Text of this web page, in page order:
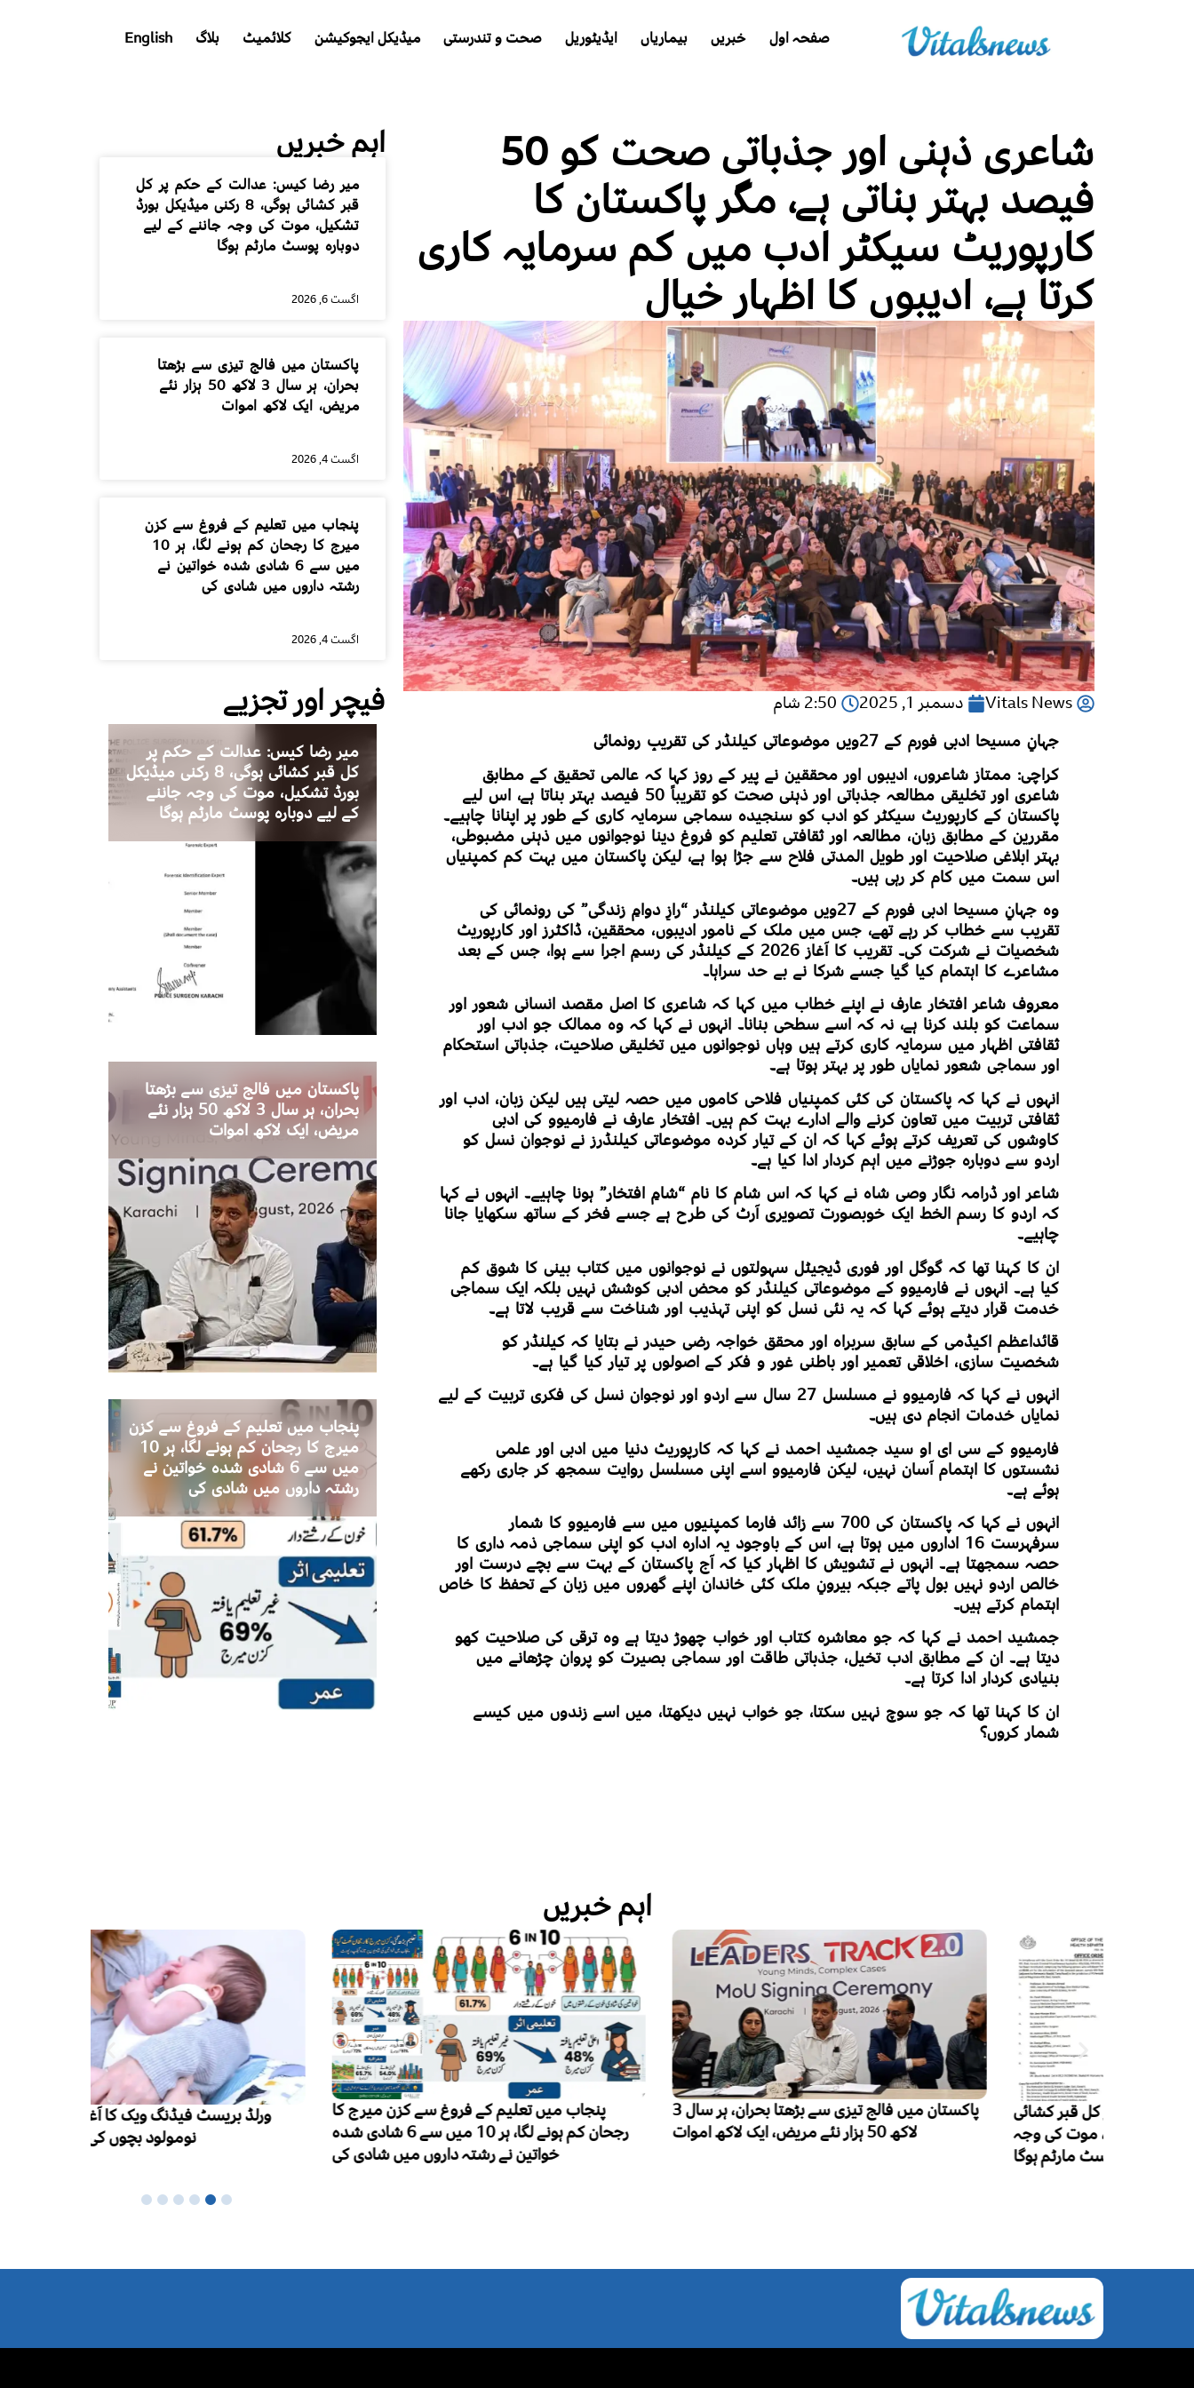
صفحہ اول خبریں بیماریاں ایڈیٹوریل صحت و تندرستی میڈیکل ایجوکیشن کلائمیٹ بلاگ English
شاعری ذہنی اور جذباتی صحت کو 50
فیصد بہتر بناتی ہے، مگر پاکستان کا
کارپوریٹ سیکٹر ادب میں کم سرمایہ کاری
کرتا ہے، ادیبوں کا اظہار خیال
Vitals News دسمبر 1, 2025
2:50 شام
جہانِ مسیحا ادبی فورم کے 27ویں موضوعاتی کیلنڈر کی تقریبِ رونمائی
کراچی: ممتاز شاعروں، ادیبوں اور محققین نے پیر کے روز کہا کہ عالمی تحقیق کے مطابق
شاعری اور تخلیقی مطالعہ جذباتی اور ذہنی صحت کو تقریباً 50 فیصد بہتر بناتا ہے، اس لیے
پاکستان کے کارپوریٹ سیکٹر کو ادب کو سنجیدہ سماجی سرمایہ کاری کے طور پر اپنانا چاہیے۔
مقررین کے مطابق زبان، مطالعہ اور ثقافتی تعلیم کو فروغ دینا نوجوانوں میں ذہنی مضبوطی،
بہتر ابلاغی صلاحیت اور طویل المدتی فلاح سے جڑا ہوا ہے، لیکن پاکستان میں بہت کم کمپنیاں
اس سمت میں کام کر رہی ہیں۔
وہ جہانِ مسیحا ادبی فورم کے 27ویں موضوعاتی کیلنڈر “رازِ دوامِ زندگی” کی رونمائی کی
تقریب سے خطاب کر رہے تھے، جس میں ملک کے نامور ادیبوں، محققین، ڈاکٹرز اور کارپوریٹ
شخصیات نے شرکت کی۔ تقریب کا آغاز 2026 کے کیلنڈر کی رسمِ اجرا سے ہوا، جس کے بعد
مشاعرے کا اہتمام کیا گیا جسے شرکا نے بے حد سراہا۔
معروف شاعر افتخار عارف نے اپنے خطاب میں کہا کہ شاعری کا اصل مقصد انسانی شعور اور
سماعت کو بلند کرنا ہے، نہ کہ اسے سطحی بنانا۔ انہوں نے کہا کہ وہ ممالک جو ادب اور
ثقافتی اظہار میں سرمایہ کاری کرتے ہیں وہاں نوجوانوں میں تخلیقی صلاحیت، جذباتی استحکام
اور سماجی شعور نمایاں طور پر بہتر ہوتا ہے۔
انہوں نے کہا کہ پاکستان کی کئی کمپنیاں فلاحی کاموں میں حصہ لیتی ہیں لیکن زبان، ادب اور
ثقافتی تربیت میں تعاون کرنے والے ادارے بہت کم ہیں۔ افتخار عارف نے فارمیوو کی ادبی
کاوشوں کی تعریف کرتے ہوئے کہا کہ ان کے تیار کردہ موضوعاتی کیلنڈرز نے نوجوان نسل کو
اردو سے دوبارہ جوڑنے میں اہم کردار ادا کیا ہے۔
شاعر اور ڈرامہ نگار وصی شاہ نے کہا کہ اس شام کا نام “شامِ افتخار” ہونا چاہیے۔ انہوں نے کہا
کہ اردو کا رسم الخط ایک خوبصورت تصویری آرٹ کی طرح ہے جسے فخر کے ساتھ سکھایا جانا
چاہیے۔
ان کا کہنا تھا کہ گوگل اور فوری ڈیجیٹل سہولتوں نے نوجوانوں میں کتاب بینی کا شوق کم
کیا ہے۔ انہوں نے فارمیوو کے موضوعاتی کیلنڈر کو محض ادبی کوشش نہیں بلکہ ایک سماجی
خدمت قرار دیتے ہوئے کہا کہ یہ نئی نسل کو اپنی تہذیب اور شناخت سے قریب لاتا ہے۔
قائداعظم اکیڈمی کے سابق سربراہ اور محقق خواجہ رضی حیدر نے بتایا کہ کیلنڈر کو
شخصیت سازی، اخلاقی تعمیر اور باطنی غور و فکر کے اصولوں پر تیار کیا گیا ہے۔
انہوں نے کہا کہ فارمیوو نے مسلسل 27 سال سے اردو اور نوجوان نسل کی فکری تربیت کے لیے
نمایاں خدمات انجام دی ہیں۔
فارمیوو کے سی ای او سید جمشید احمد نے کہا کہ کارپوریٹ دنیا میں ادبی اور علمی
نشستوں کا اہتمام آسان نہیں، لیکن فارمیوو اسے اپنی مسلسل روایت سمجھ کر جاری رکھے
ہوئے ہے۔
انہوں نے کہا کہ پاکستان کی 700 سے زائد فارما کمپنیوں میں سے فارمیوو کا شمار
سرفہرست 16 اداروں میں ہوتا ہے، اس کے باوجود یہ ادارہ ادب کو اپنی سماجی ذمہ داری کا
حصہ سمجھتا ہے۔ انہوں نے تشویش کا اظہار کیا کہ آج پاکستان کے بہت سے بچے درست اور
خالص اردو نہیں بول پاتے جبکہ بیرونِ ملک کئی خاندان اپنے گھروں میں زبان کے تحفظ کا خاص
اہتمام کرتے ہیں۔
جمشید احمد نے کہا کہ جو معاشرہ کتاب اور خواب چھوڑ دیتا ہے وہ ترقی کی صلاحیت کھو
دیتا ہے۔ ان کے مطابق ادب تخیل، جذباتی طاقت اور سماجی بصیرت کو پروان چڑھانے میں
بنیادی کردار ادا کرتا ہے۔
ان کا کہنا تھا کہ جو سوچ نہیں سکتا، جو خواب نہیں دیکھتا، میں اسے زندوں میں کیسے
شمار کروں؟
اہم خبریں
میر رضا کیس: عدالت کے حکم پر کل
قبر کشائی ہوگی، 8 رکنی میڈیکل بورڈ
تشکیل، موت کی وجہ جاننے کے لیے
دوبارہ پوسٹ مارٹم ہوگا
اگست 6, 2026
پاکستان میں فالج تیزی سے بڑھتا
بحران، ہر سال 3 لاکھ 50 ہزار نئے
مریض، ایک لاکھ اموات
اگست 4, 2026
پنجاب میں تعلیم کے فروغ سے کزن
میرج کا رجحان کم ہونے لگا، ہر 10
میں سے 6 شادی شدہ خواتین نے
رشتہ داروں میں شادی کی
اگست 4, 2026
فیچر اور تجزیے
میر رضا کیس: عدالت کے حکم پر
کل قبر کشائی ہوگی، 8 رکنی میڈیکل
بورڈ تشکیل، موت کی وجہ جاننے
کے لیے دوبارہ پوسٹ مارٹم ہوگا
پاکستان میں فالج تیزی سے بڑھتا
بحران، ہر سال 3 لاکھ 50 ہزار نئے
مریض، ایک لاکھ اموات
پنجاب میں تعلیم کے فروغ سے کزن
میرج کا رجحان کم ہونے لگا، ہر 10
میں سے 6 شادی شدہ خواتین نے
رشتہ داروں میں شادی کی
اہم خبریں
پاکستان میں فالج تیزی سے بڑھتا بحران، ہر سال 3
لاکھ 50 ہزار نئے مریض، ایک لاکھ اموات
پنجاب میں تعلیم کے فروغ سے کزن میرج کا
رجحان کم ہونے لگا، ہر 10 میں سے 6 شادی شدہ
خواتین نے رشتہ داروں میں شادی کی
ورلڈ بریسٹ فیڈنگ ویک کا آغاز، ماں کا دودھ
نومولود بچوں کی بہترین غذا قرار